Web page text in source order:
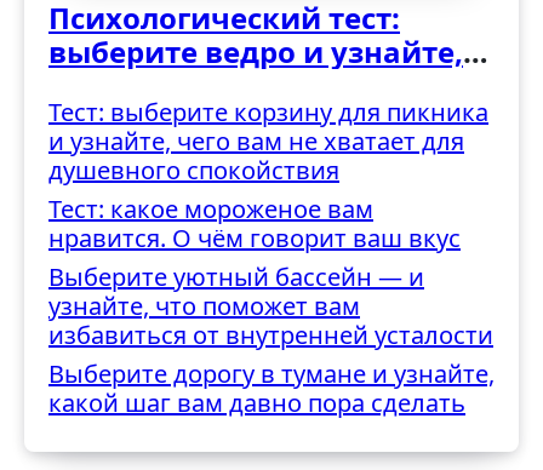
Психологический тест:
выберите ведро и узнайте,
трудностями
Тест: выберите корзину для пикника
и узнайте, чего вам не хватает для
душевного спокойствия
Тест: какое мороженое вам
нравится. О чём говорит ваш вкус
Выберите уютный бассейн — и
узнайте, что поможет вам
избавиться от внутренней усталости
Выберите дорогу в тумане и узнайте,
какой шаг вам давно пора сделать